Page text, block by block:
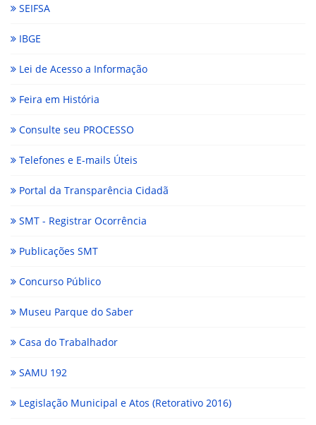
SEIFSA
IBGE
Lei de Acesso a Informação
Feira em História
Consulte seu PROCESSO
Telefones e E-mails Úteis
Portal da Transparência Cidadã
SMT - Registrar Ocorrência
Publicações SMT
Concurso Público
Museu Parque do Saber
Casa do Trabalhador
SAMU 192
Legislação Municipal e Atos (Retorativo 2016)